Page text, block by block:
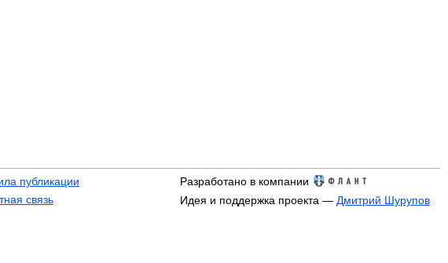
публикации
связь
Разработано в компании
Идея и поддержка проекта — Дмитрий Шурупов